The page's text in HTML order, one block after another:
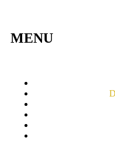
MENU